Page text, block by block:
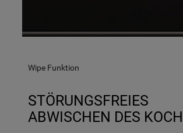
Wipe Funktion
STÖRUNGSFREIES
ABWISCHEN DES